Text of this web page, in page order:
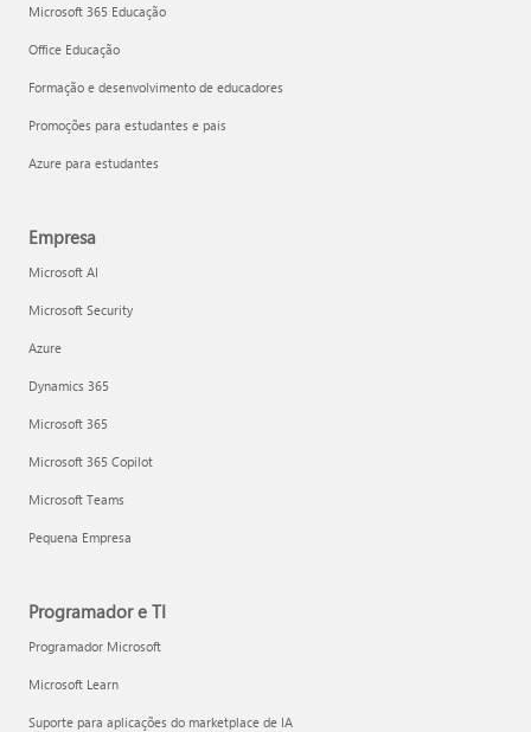
Microsoft 365 Educação
Office Educação
Formação e desenvolvimento de educadores
Promoções para estudantes e pais
Azure para estudantes
Empresa
Microsoft AI
Microsoft Security
Azure
Dynamics 365
Microsoft 365
Microsoft 365 Copilot
Microsoft Teams
Pequena Empresa
Programador e TI
Programador Microsoft
Microsoft Learn
Suporte para aplicações do marketplace de IA